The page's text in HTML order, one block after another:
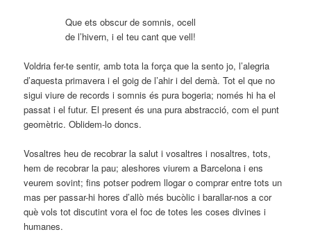
Que ets obscur de somnis, ocell
de l’hivern, i el teu cant que vell!
Voldria fer-te sentir, amb tota la força que la sento jo, l’alegria
d’aquesta primavera i el goig de l’ahir i del demà. Tot el que no
sigui viure de records i somnis és pura bogeria; només hi ha el
passat i el futur. El present és una pura abstracció, com el punt
geomètric. Oblidem-lo doncs.
Vosaltres heu de recobrar la salut i vosaltres i nosaltres, tots,
hem de recobrar la pau; aleshores viurem a Barcelona i ens
veurem sovint; fins potser podrem llogar o comprar entre tots un
mas per passar-hi hores d’allò més bucòlic i barallar-nos a cor
què vols tot discutint vora el foc de totes les coses divines i
humanes.